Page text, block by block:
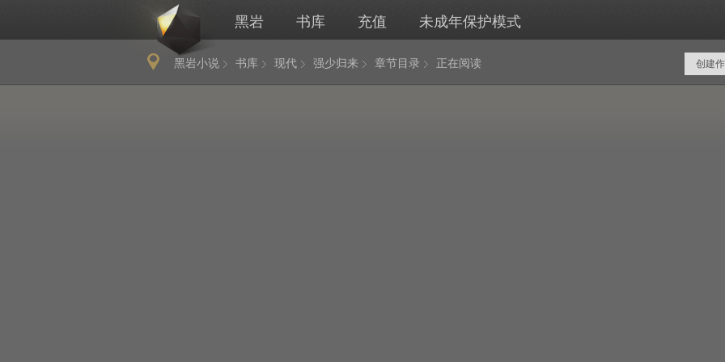
黑岩 书库 充值 未成年保护模式
黑岩小说 书库 现代 强少归来 章节目录 正在阅读 创建